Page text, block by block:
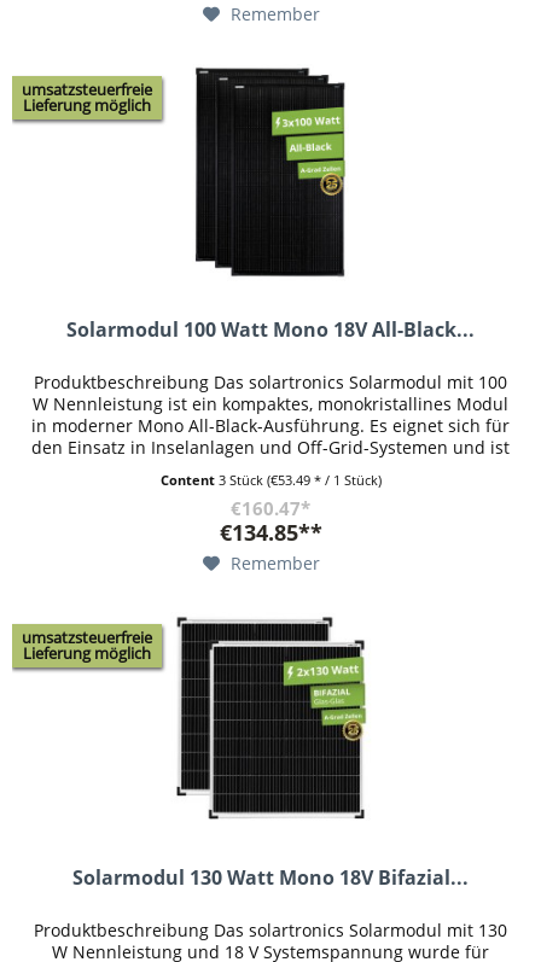
Remember
umsatzsteuerfreie
Lieferung möglich
Solarmodul 100 Watt Mono 18V All-Black...
Produktbeschreibung Das solartronics Solarmodul mit 100
W Nennleistung ist ein kompaktes, monokristallines Modul
in moderner Mono All-Black-Ausführung. Es eignet sich für
den Einsatz in Inselanlagen und Off-Grid-Systemen und ist
Content 3 Stück (€53.49 * / 1 Stück)
€160.47*
€134.85**
Remember
umsatzsteuerfreie
Lieferung möglich
Solarmodul 130 Watt Mono 18V Bifazial...
Produktbeschreibung Das solartronics Solarmodul mit 130
W Nennleistung und 18 V Systemspannung wurde für